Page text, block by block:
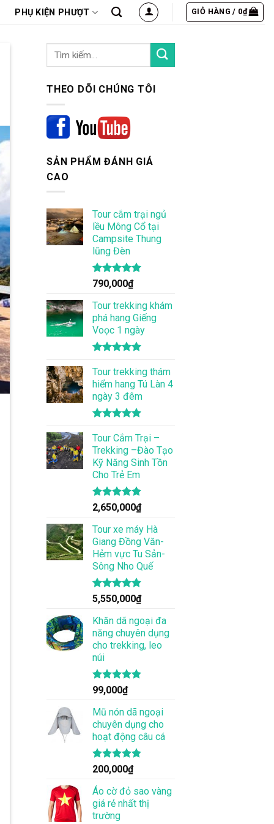
PHỤ KIỆN PHƯỢT GIỎ HÀNG / 0₫
THEO DÕI CHÚNG TÔI
SẢN PHẨM ĐÁNH GIÁ
CAO
Tour cắm trại ngủ
lều Mông Cổ tại
Campsite Thung
lũng Đèn
Được xếp
hạng
5.00
5 sao
790,000₫
Tour trekking khám
phá hang Giếng
Voọc 1 ngày
hạng5.00
5 sao
Tour trekking thám
hiểm hang Tú Làn 4
ngày 3 đêm
hạng4.86
5 sao
Tour Cắm Trại –
Trekking –Đào Tạo
Kỹ Năng Sinh Tồn
Cho Trẻ Em
Được xếp
hạng 4.86
5 sao
2,650,000₫
Tour xe máy Hà
Giang Đồng Văn-
Hẻm vực Tu Sản-
Sông Nho Quế
Được xếp
hạng 4.83
5 sao
5,550,000₫
Khăn dã ngoại đa
năng chuyên dụng
cho trekking, leo
núi
Được xếp
hạng
4.83
5 sao
99,000₫
Mũ nón dã ngoại
chuyên dụng cho
hoạt động câu cá
Được xếp
hạng
4.83
5 sao
200,000₫
Áo cờ đỏ sao vàng
giá rẻ nhất thị
trường